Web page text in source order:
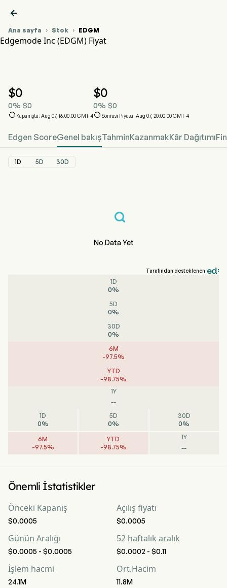

Ana sayfa  Stok  EDGM
Edgemode Inc (EDGM) Fiyat
$0
0% $0
Kapanışta: Aug 07, 16:00:00 GMT-4
$0
0% $0
Sonrası Piyasa: Aug 07, 20:00:00 GMT-4
Edgen ScoreGenel bakışTahminKazanmakKâr Dağıtımı
1D 5D 30D
No Data Yet
Tarafından desteklenen
1D
0%
5D
0%
30D
0%
6M
-97.5%
YTD
-98.75%
1Y
--
1D
0%
5D
0%
30D
0%
6M
-97.5%
YTD
-98.75%
1Y
--
Önemli İstatistikler
Önceki Kapanış
$0.0005
Açılış fiyatı
$0.0005
Günün Aralığı
$0.0005 - $0.0005
52 haftalık aralık
$0.0002 - $0.11
İşlem hacmi
24.1M
Ort.Hacim
11.8M